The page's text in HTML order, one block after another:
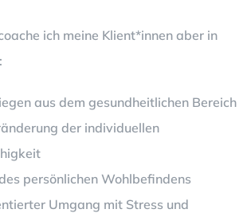
ich meine Klient*innen aber in
aus dem gesundheitlichen Bereich
der individuellen
persönlichen Wohlbefindens
Umgang mit Stress und